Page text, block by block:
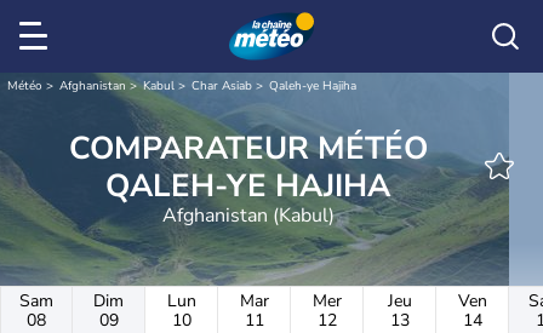
Météo Afghanistan Kabul Char Asiab Qaleh-ye Hajiha
COMPARATEUR MÉTÉO
QALEH-YE HAJIHA
Afghanistan (Kabul)
Sam
08
Dim
09
Lun
10
Mar
11
Mer
12
Jeu
13
Ven
14